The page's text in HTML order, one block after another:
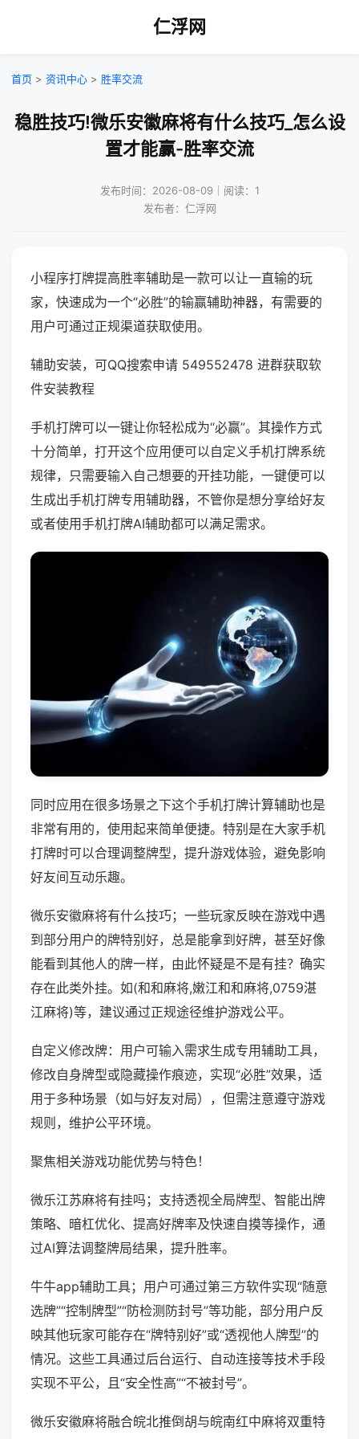
仁浮网
首页 > 资讯中心 > 胜率交流
稳胜技巧!微乐安徽麻将有什么技巧_怎么设
置才能赢-胜率交流
发布时间：2026-08-09｜阅读：1
发布者：仁浮网
小程序打牌提高胜率辅助是一款可以让一直输的玩
家，快速成为一个“必胜”的输赢辅助神器，有需要的
用户可通过正规渠道获取使用。
辅助安装，可QQ搜索申请 549552478 进群获取软
件安装教程
手机打牌可以一键让你轻松成为“必赢”。其操作方式
十分简单，打开这个应用便可以自定义手机打牌系统
规律，只需要输入自己想要的开挂功能，一键便可以
生成出手机打牌专用辅助器，不管你是想分享给好友
或者使用手机打牌AI辅助都可以满足需求。
同时应用在很多场景之下这个手机打牌计算辅助也是
非常有用的，使用起来简单便捷。特别是在大家手机
打牌时可以合理调整牌型，提升游戏体验，避免影响
好友间互动乐趣。
微乐安徽麻将有什么技巧；一些玩家反映在游戏中遇
到部分用户的牌特别好，总是能拿到好牌，甚至好像
能看到其他人的牌一样，由此怀疑是不是有挂？确实
存在此类外挂。如(和和麻将,嫩江和和麻将,0759湛
江麻将)等，建议通过正规途径维护游戏公平。
自定义修改牌：用户可输入需求生成专用辅助工具，
修改自身牌型或隐藏操作痕迹，实现“必胜”效果，适
用于多种场景（如与好友对局），但需注意遵守游戏
规则，维护公平环境。
聚焦相关游戏功能优势与特色！
微乐江苏麻将有挂吗；支持透视全局牌型、智能出牌
策略、暗杠优化、提高好牌率及快速自摸等操作，通
过AI算法调整牌局结果，提升胜率。
牛牛app辅助工具；用户可通过第三方软件实现“随意
选牌”“控制牌型”“防检测防封号”等功能，部分用户反
映其他玩家可能存在“牌特别好”或“透视他人牌型”的
情况。这些工具通过后台运行、自动连接等技术手段
实现不平公，且“安全性高”“不被封号”。
微乐安徽麻将融合皖北推倒胡与皖南红中麻将双重特